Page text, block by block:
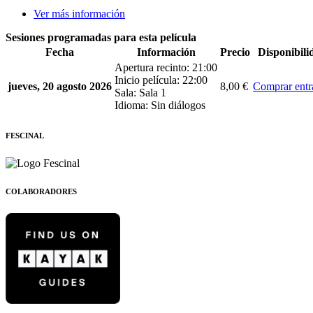
Ver más información
Sesiones programadas para esta película
Fecha
Información Precio
jueves, 20 agosto 2026
Apertura recinto: 21:00
Inicio película: 22:00
Sala: Sala 1
Idioma: Sin diálogos
8,00 € Comprar
FESCINAL
COLABORADORES